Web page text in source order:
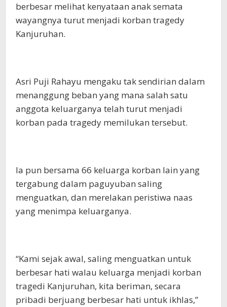
berbesar melihat kenyataan anak semata
wayangnya turut menjadi korban tragedy
Kanjuruhan.
Asri Puji Rahayu mengaku tak sendirian dalam
menanggung beban yang mana salah satu
anggota keluarganya telah turut menjadi
korban pada tragedy memilukan tersebut.
Ia pun bersama 66 keluarga korban lain yang
tergabung dalam paguyuban saling
menguatkan, dan merelakan peristiwa naas
yang menimpa keluarganya.
“Kami sejak awal, saling menguatkan untuk
berbesar hati walau keluarga menjadi korban
tragedi Kanjuruhan, kita beriman, secara
pribadi berjuang berbesar hati untuk ikhlas,”